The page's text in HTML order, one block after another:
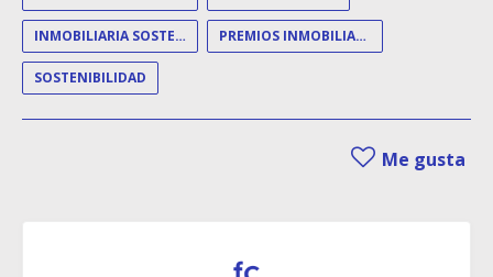
INMOBILIARIA SOSTENIBLE PREMIOS INMOBILIARIOS
SOSTENIBILIDAD
Me gusta